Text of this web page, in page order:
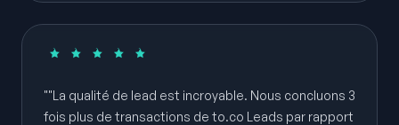
""La qualité de lead est incroyable. Nous concluons 3
fois plus de transactions de to.co Leads par rapport